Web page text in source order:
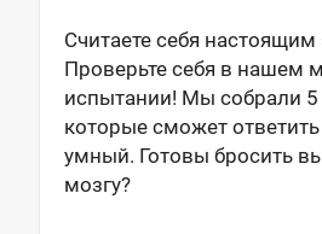
Считаете себя
Проверьте себя в нашем
испытании! Мы собрали 5
которые сможет
умный. Готовы бросить
мозгу?